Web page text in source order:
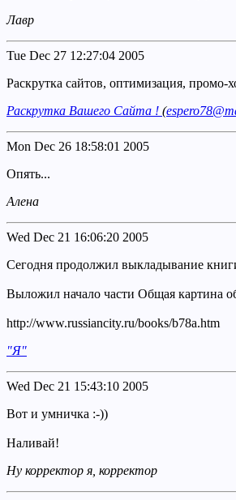
Лавр
Tue Dec 27 12:27:04 2005
Раскрутка сайтов, оптимизация, промо-
Раскрутка Вашего Сайта ! (
Mon Dec 26 18:58:01 2005
Опять...
Алена
Wed Dec 21 16:06:20 2005
Сегодня продолжил выкладывание
Выложил начало части Общая картина
http://www.russiancity.ru/books/b78a.htm
"Я"
Wed Dec 21 15:43:10 2005
Вот и умничка :-))
Наливай!
Ну корректор я, корректор